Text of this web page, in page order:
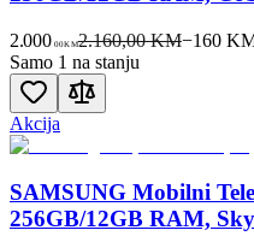
2.000 00KM2.160,00 KM−160
Samo 1 na stanju
Akcija
SAMSUNG Mobilni
256GB/12GB RAM,